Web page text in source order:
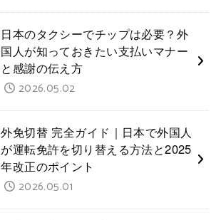
日本のタクシーでチップは必要？外
国人が知っておきたい支払いマナー
と感謝の伝え方
2026.05.02
外免切替 完全ガイド｜日本で外国人
が運転免許を切り替える方法と2025
年改正のポイント
2026.05.01